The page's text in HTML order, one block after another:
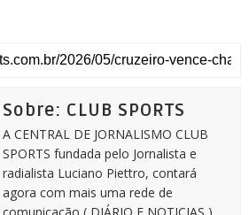
Sobre: CLUB SPORTS
A CENTRAL DE JORNALISMO CLUB
SPORTS fundada pelo Jornalista e
radialista Luciano Piettro, contará
agora com mais uma rede de